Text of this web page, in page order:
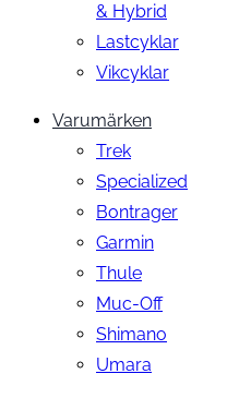
& Hybrid
Lastcyklar
Vikcyklar
Varumärken
Trek
Specialized
Bontrager
Garmin
Thule
Muc-Off
Shimano
Umara